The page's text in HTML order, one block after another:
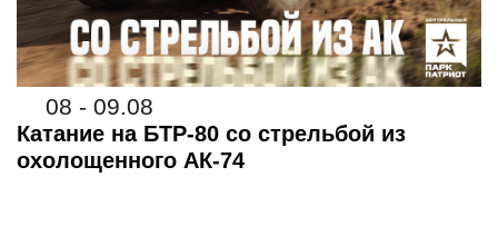
08 - 09.08
Катание на БТР-80 со стрельбой из
охолощенного АК-74